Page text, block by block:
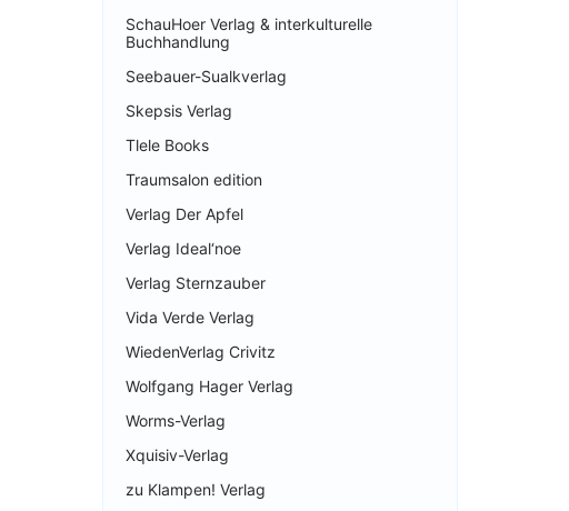
SchauHoer Verlag & interkulturelle
Buchhandlung
Seebauer-Sualkverlag
Skepsis Verlag
Tlele Books
Traumsalon edition
Verlag Der Apfel
Verlag Ideal‘noe
Verlag Sternzauber
Vida Verde Verlag
WiedenVerlag Crivitz
Wolfgang Hager Verlag
Worms-Verlag
Xquisiv-Verlag
zu Klampen! Verlag